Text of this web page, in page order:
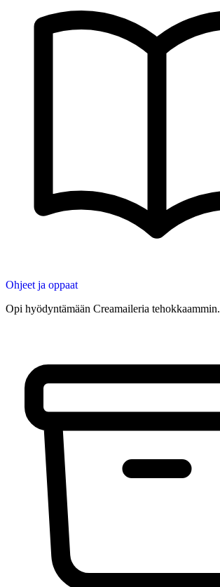
Ohjeet ja oppaat
Opi hyödyntämään Creamaileria tehokkaammin.